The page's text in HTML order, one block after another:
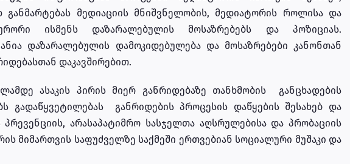
მედიაციის მნიშვნელობის, მედიატორის როლისა და
ისმენს დაზარალებულის მოსაზრებებს და პოზიციას.
დაზარალებულის დამოკიდებულება და მოსაზრებები კანონთან
დაკავშირებით.
ასაკის პირის მიერ განრიდებაზე თანხმობის განცხადების
გადაწყვეტილებას განრიდების პროცესის დაწყების შესახებ და
პრევენციის, არასაპატიმრო სასჯელთა აღსრულებისა და პრობაციის
მიმართვის საფუძველზე საქმეში ერთვებიან სოციალური მუშაკი და